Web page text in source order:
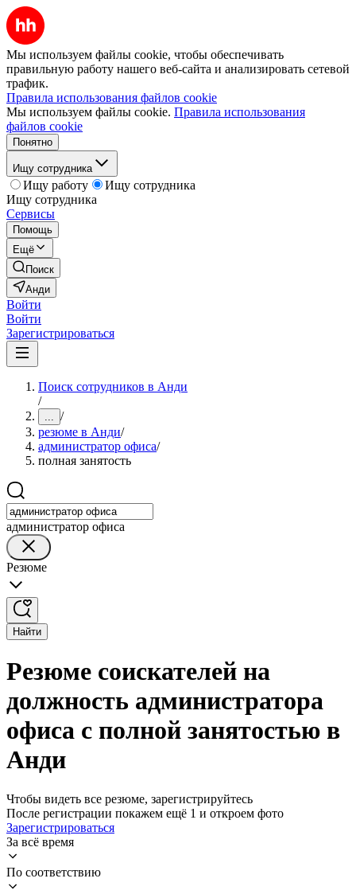
Мы используем файлы cookie, чтобы обеспечивать
правильную работу нашего веб-сайта и анализировать сетевой
трафик.
Правила использования файлов cookie
Мы используем файлы cookie. Правила использования
файлов cookie
Понятно
Ищу сотрудника
Ищу работу
Ищу сотрудника
Ищу сотрудника
Сервисы
Помощь
Ещё
Поиск
Анди
Войти
Войти
Зарегистрироваться
Поиск сотрудников в Анди
/
... /
резюме в Анди/
администратор офиса/
полная занятость
администратор офиса
Резюме
Найти
Резюме соискателей на
должность администратора
офиса с полной занятостью в
Анди
Чтобы видеть все резюме, зарегистрируйтесь
После регистрации покажем ещё 1 и откроем фото
Зарегистрироваться
За всё время
По соответствию